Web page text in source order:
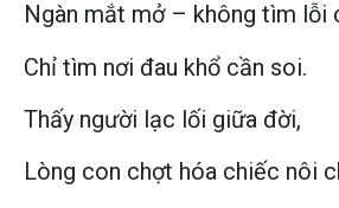
Ngàn mắt mở – không tìm lỗi
Chỉ tìm nơi đau khổ cần soi.
Thấy người lạc lối giữa đời,
Lòng con chợt hóa chiếc nôi